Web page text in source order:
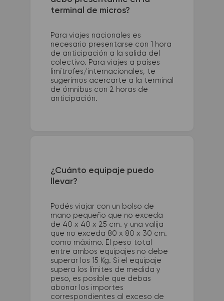
terminal de micros?
Para viajes nacionales es
necesario presentarse con 1 hora
de anticipación a la salida del
colectivo. Para viajes a países
limítrofes/internacionales, te
sugerimos acercarte a la terminal
de ómnibus con 2 horas de
anticipación.
¿Cuánto equipaje puedo
llevar?
Podés viajar con un bolso de
mano pequeño que no exceda
de 40 x 40 x 25 cm. y una valija
que no exceda 80 x 80 x 30 cm.
como máximo. El peso total
entre ambos equipajes no debe
superar los 15 Kg. Si el equipaje
supera los límites de medida y
peso, es posible que debas
abonar los importes
correspondientes al exceso de